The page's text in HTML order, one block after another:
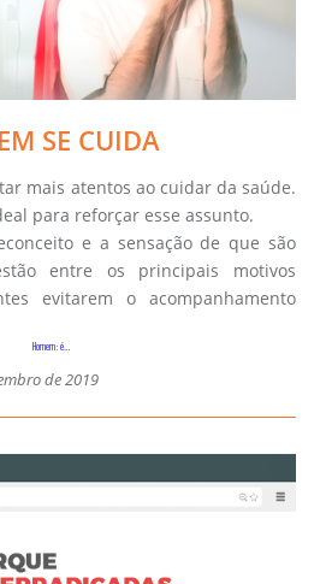
SE CUIDA
mais atentos ao cuidar da saúde.
para reforçar esse assunto.
e a sensação de que são
entre os principais motivos
evitarem o acompanhamento
Homem: é…
de 2019